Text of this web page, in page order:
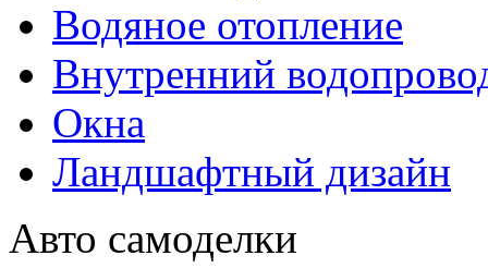
Водяное отопление
Внутренний
Окна
Ландшафтный дизайн
Авто самоделки